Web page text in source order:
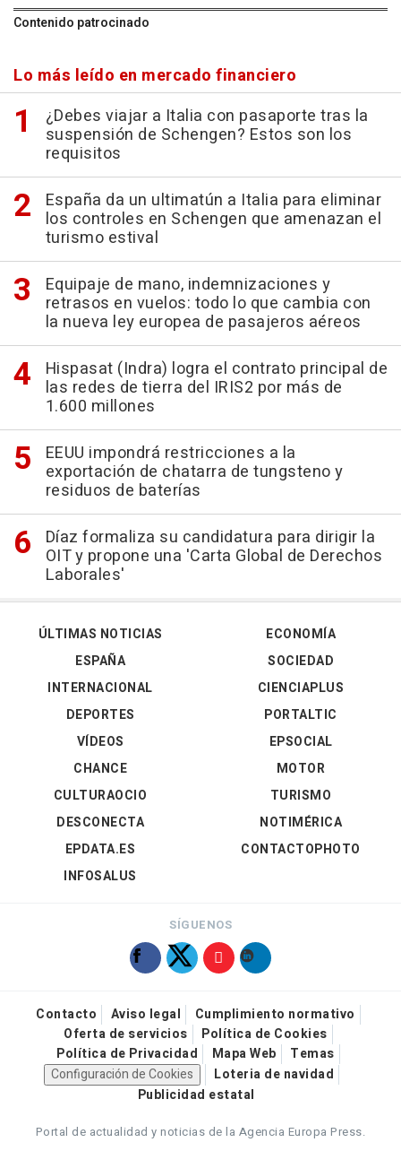
Contenido patrocinado
Lo más leído en mercado financiero
¿Debes viajar a Italia con pasaporte tras la
suspensión de Schengen? Estos son los
requisitos
España da un ultimatún a Italia para eliminar
los controles en Schengen que amenazan el
turismo estival
Equipaje de mano, indemnizaciones y
retrasos en vuelos: todo lo que cambia con
la nueva ley europea de pasajeros aéreos
Hispasat (Indra) logra el contrato principal de
las redes de tierra del IRIS2 por más de
1.600 millones
EEUU impondrá restricciones a la
exportación de chatarra de tungsteno y
residuos de baterías
Díaz formaliza su candidatura para dirigir la
OIT y propone una 'Carta Global de Derechos
Laborales'
ÚLTIMAS NOTICIAS
ESPAÑA
INTERNACIONAL
DEPORTES
VÍDEOS
ECONOMÍA
SOCIEDAD
CIENCIAPLUS
PORTALTIC
EPSOCIAL
CHANCE
CULTURAOCIO
DESCONECTA
EPDATA.ES
INFOSALUS
MOTOR
TURISMO
NOTIMÉRICA
CONTACTOPHOTO
SÍGUENOS
Contacto Aviso legal
Cumplimiento normativo
Oferta de servicios
Política de Cookies
Política de Privacidad
Mapa Web
Temas
Configuración de Cookies
Loteria de navidad
Publicidad estatal
Portal de actualidad y noticias de la Agencia Europa Press.